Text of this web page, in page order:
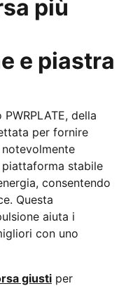
più
e piastra
della
per fornire
stabile
consentendo
Questa
aiuta i
con uno
giusti per